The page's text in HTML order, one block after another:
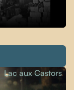
Lac aux Castors